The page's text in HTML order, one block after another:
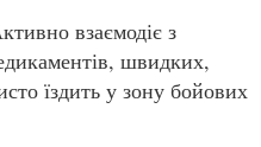
взаємодіє з
швидких,
їздить у зону бойових